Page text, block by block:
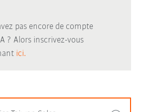
pas encore de compte
? Alors inscrivez-vous
ici.